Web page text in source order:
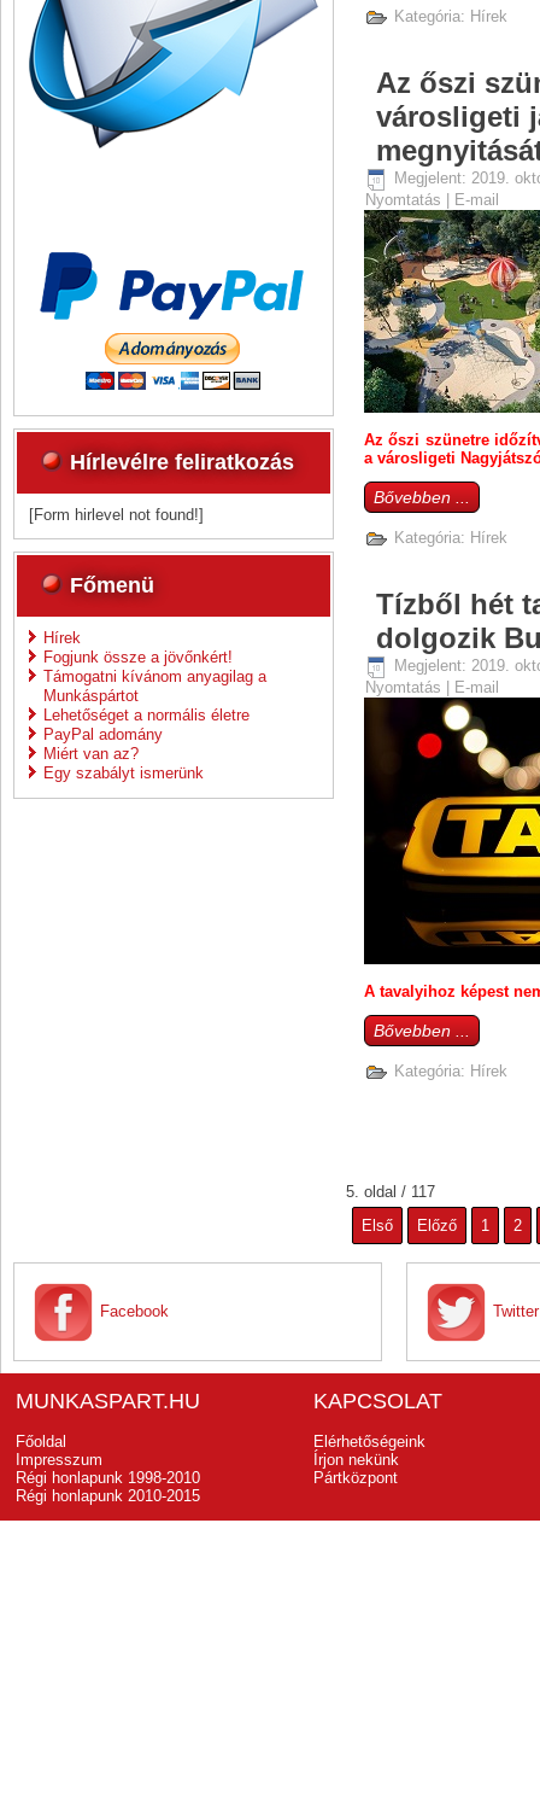
Hírlevélre feliratkozás
[Form hirlevel not found!]
Főmenü
Hírek
Fogjunk össze a jövőnkért!
Támogatni kívánom anyagilag a
Munkáspártot
Lehetőséget a normális életre
PayPal adomány
Miért van az?
Egy szabályt ismerünk
Kategória: Hírek
Az őszi
városligeti
Megjelent: 2019.
Nyomtatás
E-mail
Az őszi szünetre
a városligeti
Bővebben ...
Kategória: Hírek
Tízből hét
dolgozik
Megjelent: 2019.
Nyomtatás
E-mail
A tavalyihoz képest
Bővebben ...
Kategória: Hírek
5. oldal / 117
Első
Előző 1 2
Facebook Twitter
MUNKASPART.HU
Főoldal
Impresszum
Régi honlapunk 1998-2010
Régi honlapunk 2010-2015
KAPCSOLAT
Elérhetőségeink
Írjon nekünk
Pártközpont